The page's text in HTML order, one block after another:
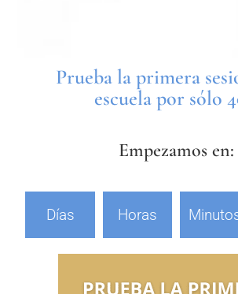
Prueba la primera
escuela por sólo
Empezamos en:
Días Horas